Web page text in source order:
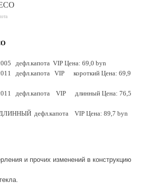
дефл.капота VIP Цена: 69,0 byn
дефл.капота VIP короткий Цена: 69,9
дефл.капота VIP длинный Цена: 76,5
дефл.капота VIP Цена: 89,7 byn
и прочих изменений в конструкцию
екла.